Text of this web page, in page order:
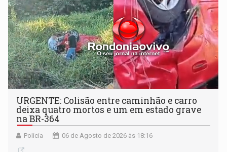
URGENTE: Colisão entre caminhão e carro
deixa quatro mortos e um em estado grave
na BR-364
Polícia 06 de Agosto de 2026 às 18:16